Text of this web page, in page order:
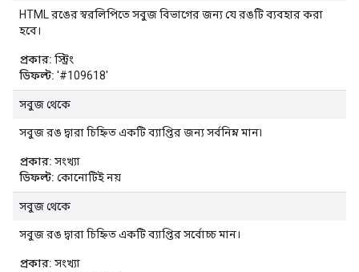
HTML রঙের স্বরলিপিতে সবুজ বিভাগের জন্য যে রঙটি ব্যবহার করা
হবে।
প্রকার: স্ট্রিং
ডিফল্ট: '#109618'
সবুজ থেকে
সবুজ রঙ দ্বারা চিহ্নিত একটি ব্যাপ্তির জন্য সর্বনিম্ন মান৷
প্রকার: সংখ্যা
ডিফল্ট: কোনোটিই নয়
সবুজ থেকে
সবুজ রঙ দ্বারা চিহ্নিত একটি ব্যাপ্তির সর্বোচ্চ মান।
প্রকার: সংখ্যা